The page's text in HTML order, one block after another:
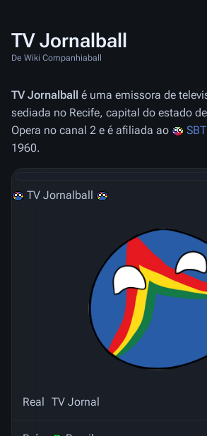
TV Jornalball
De Wiki Companhiaball
TV Jornalball é uma emissora de
sediada no Recife, capital do estado de
Opera no canal 2 e é afiliada ao
1960.
TV Jornalball
Real TV Jornal